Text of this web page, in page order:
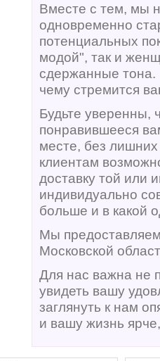
Вместе с тем, мы
одновременно
потенциальных
модой", так и
сдержанные тона.
чему стремится
Будьте уверенны,
понравившееся
месте, без
клиентам
доставку той или
индивидуально
больше и в какой
Мы
Московской
Для нас важна не
увидеть вашу
заглянуть к нам
и вашу жизнь